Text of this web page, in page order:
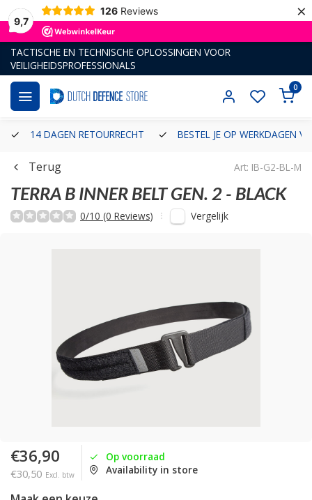
9,7
126 Reviews ×
TACTISCHE EN TECHNISCHE OPLOSSINGEN VOOR
VEILIGHEIDSPROFESSIONALS
0
14 DAGEN RETOURRECHT BESTEL JE OP WERKDAGEN
Terug Art: IB-G2-BL-M
TERRA B INNER BELT GEN. 2 - BLACK
0/10 (0 Reviews) Vergelijk
€36,90
€30,50 Excl. btw
Op voorraad
Availability in store